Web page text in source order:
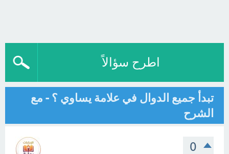
اطرح سؤالاً
تبدأ جميع الدوال في علامة يساوي ؟ - مع
الشرح
0